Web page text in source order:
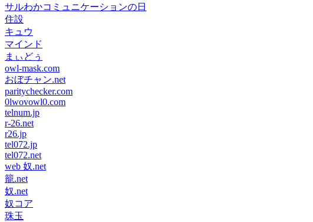
サルわかコミュニケーションの日
住設
キュウ
マインド
まぃどぅ
owl-mask.com
おぼチャン.net
paritychecker.com
0lwovowl0.com
telnum.jp
r-26.net
r26.jp
tel072.jp
tel072.net
web 奴.net
籠.net
奴.net
奴コア
珠玉